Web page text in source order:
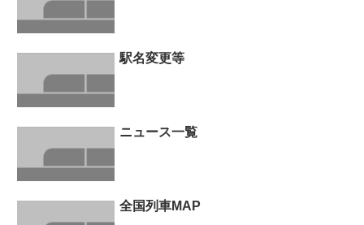
駅名変更等
ニュース一覧
全国列車MAP